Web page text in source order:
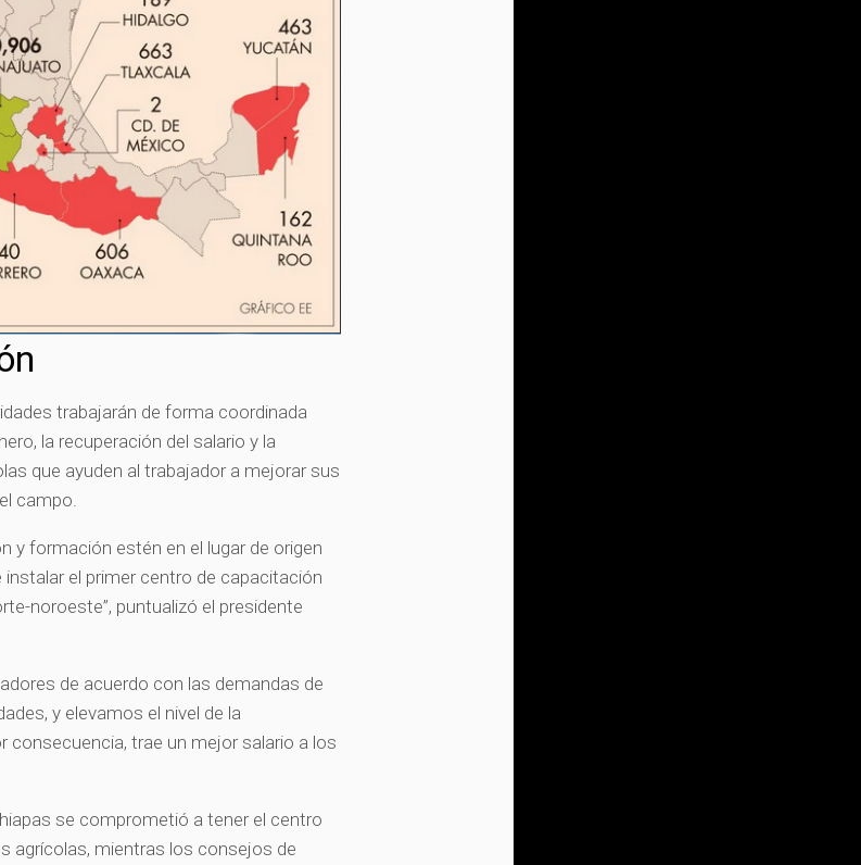
trabajarán de forma coordinada
la recuperación del salario y la
que ayuden al trabajador a mejorar sus
campo.
y formación estén en el lugar de origen
el primer centro de capacitación
noroeste”, puntualizó el presidente
de acuerdo con las demandas de
y elevamos el nivel de la
trae un mejor salario a los
se comprometió a tener el centro
agrícolas, mientras los consejos de